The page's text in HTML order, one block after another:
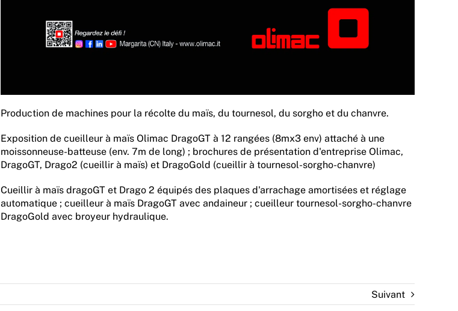
Production de machines pour la récolte du maïs, du tournesol, du sorgho et du chanvre.
Exposition de cueilleur à maïs Olimac DragoGT à 12 rangées (8mx3 env) attaché à une
moissonneuse-batteuse (env. 7m de long) ; brochures de présentation d'entreprise Olimac,
DragoGT, Drago2 (cueillir à maïs) et DragoGold (cueillir à tournesol-sorgho-chanvre)
Cueillir à maïs dragoGT et Drago 2 équipés des plaques d'arrachage amortisées et réglage
automatique ; cueilleur à maïs DragoGT avec andaineur ; cueilleur tournesol-sorgho-chanvre
DragoGold avec broyeur hydraulique.
Suivant